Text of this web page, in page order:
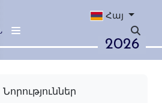
Հայ
2026
Նորություններ